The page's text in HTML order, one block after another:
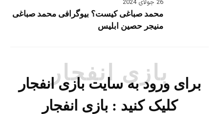
26 جولای 2024
محمد صباغی کیست؟ بیوگرافی محمد صباغی
منیجر حصین ابلیس
بازی انفجار
برای ورود به سایت بازی انفجار
کلیک کنید : بازی انفجار